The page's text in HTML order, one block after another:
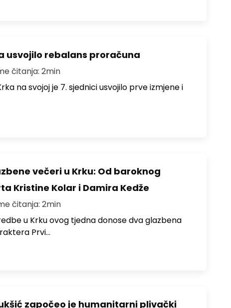
usvojilo rebalans proračuna
čitanja: 2min
na svojoj je 7. sjednici usvojilo prve izmjene i
večeri u Krku: Od baroknog
Kristine Kolar i Damira Kedže
čitanja: 2min
u Krku ovog tjedna donose dva glazbena
Prvi…
započeo je humanitarni plivački